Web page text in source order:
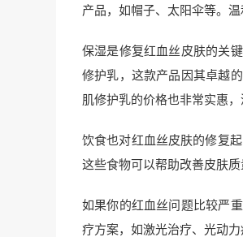
产品，如帽子、太阳伞等。
保湿是修复红血丝皮肤的关
修护乳，这款产品因其卓越
肌修护乳的价格也非常实惠，
饮食也对红血丝皮肤的修复
这些食物可以帮助改善皮肤
如果你的红血丝问题比较严
疗方案，如激光治疗、光动力